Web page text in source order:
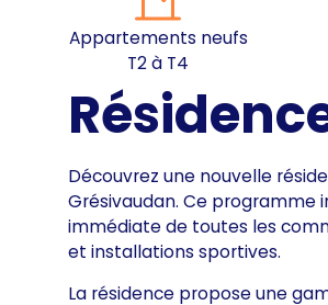
Appartements neufs
T2 à T4
Découvrez une nouvelle
Grésivaudan. Ce programme
immédiate de toutes les
et installations sportives.
La résidence propose une